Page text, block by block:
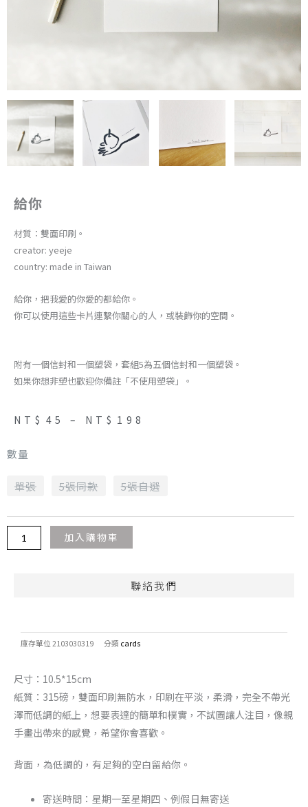
給你
材質：雙面印刷。
creator: yeeje
country: made in Taiwan
給你，把我愛的你愛的都給你。
你可以使用這些卡片連繫你關心的人，或裝飾你的空間。
附有一個信封和一個塑袋，套組5為五個信封和一個塑袋。
如果你想非塑也歡迎你備註「不使用塑袋」。
NT$ 45 – NT$ 198
數量
單張 5張同款 5張自選
加入購物車
聯絡我們
庫存單位2103030319 分類 cards
尺寸：10.5*15cm
紙質：315磅，雙面印刷無防水，印刷在平淡，柔滑，完全不帶光
澤而低調的紙上，想要表達的簡單和樸實，不試圖讓人注目，像親
手畫出帶來的感覺，希望你會喜歡。
背面，為低調的，有足夠的空白留給你。
寄送時間：星期一至星期四、例假日無寄送